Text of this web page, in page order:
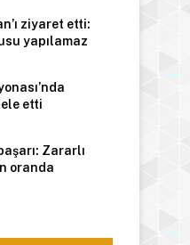
ziyaret etti:
yapılamaz
etti
Zararlı
oranda